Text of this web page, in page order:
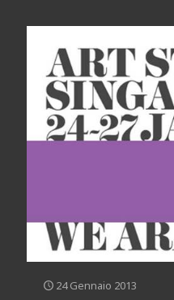
24 Gennaio 2013